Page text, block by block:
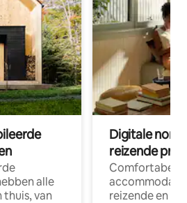
alle
thuis, van
Digitale
reizende
Comfortabele
reizende en